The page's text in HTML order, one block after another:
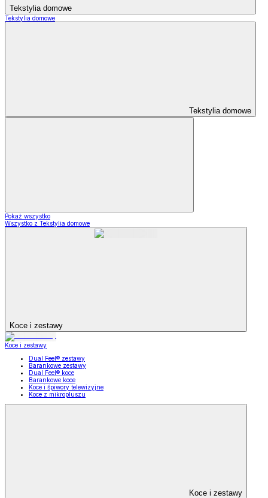
Tekstylia domowe
Tekstylia domowe
Tekstylia domowe
Pokaż wszystko
Wszystko z Tekstylia domowe
Koce i zestawy
Koce i zestawy
Dual Feel® zestawy
Barankowe zestawy
Dual Feel® koce
Barankowe koce
Koce i śpiwory telewizyjne
Koce z mikropluszu
Koce i zestawy